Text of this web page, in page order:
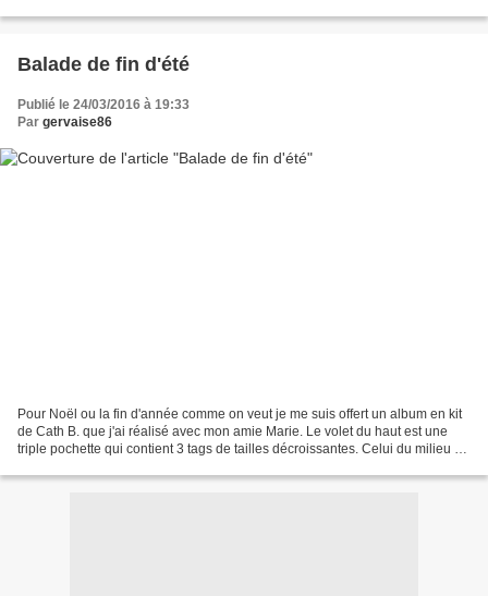
Balade de fin d'été
Publié le 24/03/2016 à 19:33
Par gervaise86
Pour Noël ou la fin d'année comme on veut je me suis offert un album en kit
de Cath B. que j'ai réalisé avec mon amie Marie. Le volet du haut est une
triple pochette qui contient 3 tags de tailles décroissantes. Celui du milieu un